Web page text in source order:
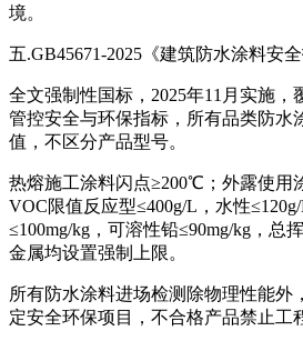
境。
五.GB45671-2025《建筑防水涂料安全
全文强制性国标，2025年11月实施，
管控安全与环保指标，所有品类防水
值，不区分产品型号。
热熔施工涂料闪点≥200℃；外露使用
VOC限值反应型≤400g/L，水性
≤100mg/kg，可溶性铅≤90mg/kg，总
金属均设置强制上限。
所有防水涂料进场检测除物理性能外
定安全环保项目，不合格产品禁止工